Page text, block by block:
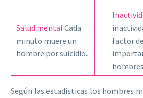
Salud mental Cada
minuto muere un
hombre por suicidio.
factor
hombres
Según las estadísticas los hombres